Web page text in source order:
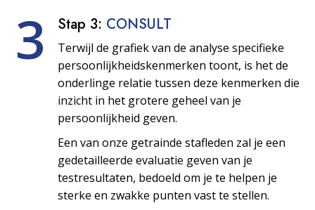
3 Stap 3: CONSULT
Terwijl de grafiek van de analyse specifieke
persoonlijkheids­kenmerken toont, is het de
onderlinge relatie tussen deze kenmerken die
inzicht in het grotere geheel van je
persoonlijkheid geven.
Een van onze getrainde stafleden zal je een
gedetailleerde evaluatie geven van je
testresultaten, bedoeld om je te helpen je
sterke en zwakke punten vast te stellen.